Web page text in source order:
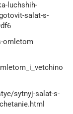
luchshih-
salat-s-
omletom
sytnyj-salat-s-